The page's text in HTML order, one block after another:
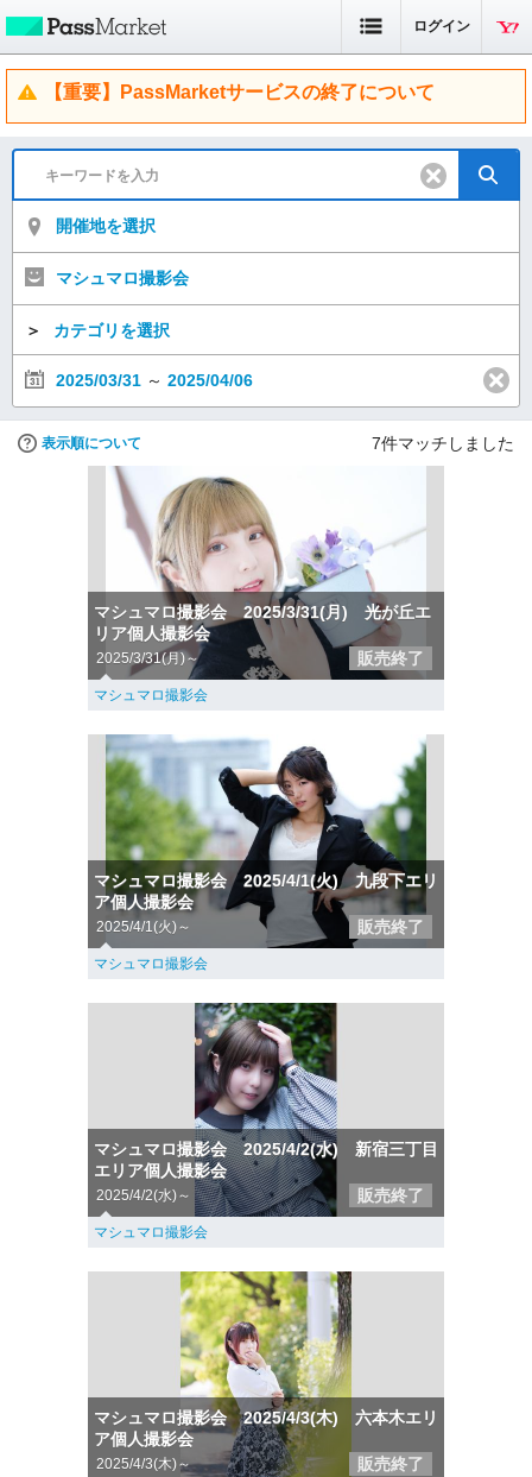
ログイン
【重要】PassMarketサービスの終了について
開催地を選択
マシュマロ撮影会
＞ カテゴリを選択
2025/03/31 ～ 2025/04/06
表示順について 7件マッチしました
マシュマロ撮影会 2025/3/31(月) 光が丘エ
リア個人撮影会
2025/3/31(月)～ 販売終了
マシュマロ撮影会
マシュマロ撮影会 2025/4/1(火) 九段下エリ
ア個人撮影会
2025/4/1(火)～ 販売終了
マシュマロ撮影会
マシュマロ撮影会 2025/4/2(水) 新宿三丁目
エリア個人撮影会
2025/4/2(水)～ 販売終了
マシュマロ撮影会
マシュマロ撮影会 2025/4/3(木) 六本木エリ
ア個人撮影会
2025/4/3(木)～ 販売終了